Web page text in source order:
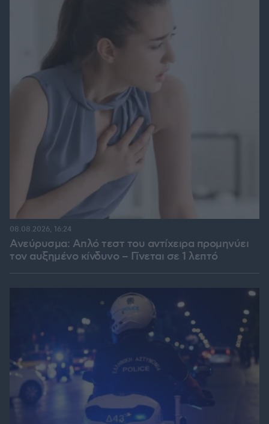
Ανεύρυσμα: Απλό τεστ του αντίχειρα προμηνύει
τον αυξημένο κίνδυνο – Γίνεται σε 1 λεπτό
08.08.2026, 16:24